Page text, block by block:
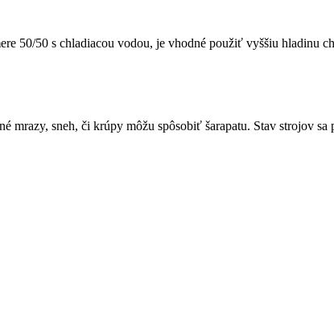
50/50 s chladiacou vodou, je vhodné použiť vyššiu hladinu
mrazy, sneh, či krúpy môžu spôsobiť šarapatu. Stav strojov